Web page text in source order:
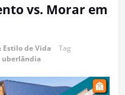
vs. Morar em
Estilo de Vida
Tag
uberlândia